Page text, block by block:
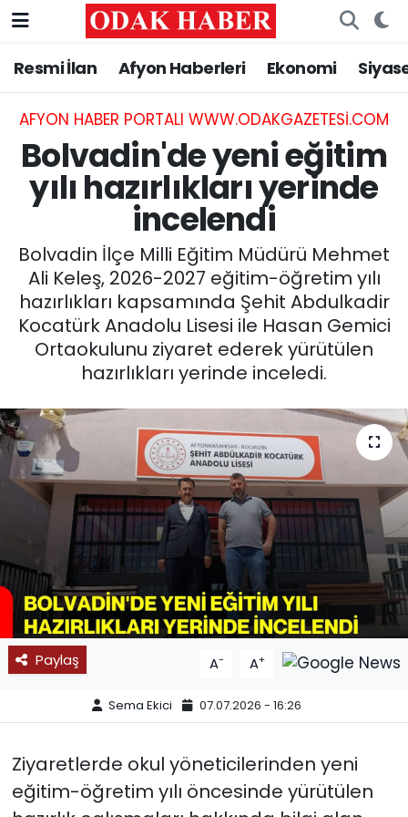
Resmi İlan Afyon Haberleri Ekonomi
AFYON HABER PORTALI WWW.ODAKGAZETESI.COM
Bolvadin'de yeni eğitim
yılı hazırlıkları yerinde
incelendi
Bolvadin İlçe Milli Eğitim Müdürü Mehmet
Ali Keleş, 2026-2027 eğitim-öğretim yılı
hazırlıkları kapsamında Şehit Abdulkadir
Kocatürk Anadolu Lisesi ile Hasan Gemici
Ortaokulunu ziyaret ederek yürütülen
hazırlıkları yerinde inceledi.
Paylaş A- A+
Sema Ekici 07.07.2026 - 16:26
Ziyaretlerde okul yöneticilerinden yeni
eğitim-öğretim yılı öncesinde yürütülen
AFYONKARAHİSAR HABERLERİ
Resmi İlan
ASAYİŞ
SİYASET
EĞİTİM
MAGAZİN
SPOR
11:11 MANŞET
Nöbetçi Eczaneler
Hava Durumu
Trafik Durumu
Süper Lig Puan Durumu ve Fikstür
Tüm Manşetler
Son Dakika Haberleri
Haber Arşivi